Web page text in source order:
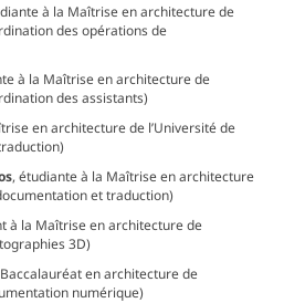
à la Maîtrise en architecture de
des opérations de
à la Maîtrise en architecture de
des assistants)
en architecture de l’Université de
, étudiante à la Maîtrise en architecture
et traduction)
à la Maîtrise en architecture de
3D)
en architecture de
numérique)